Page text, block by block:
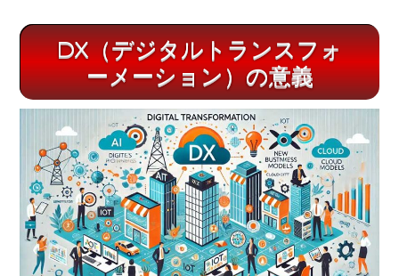
DX（デジタルトランスフォ
ーメーション）の意義